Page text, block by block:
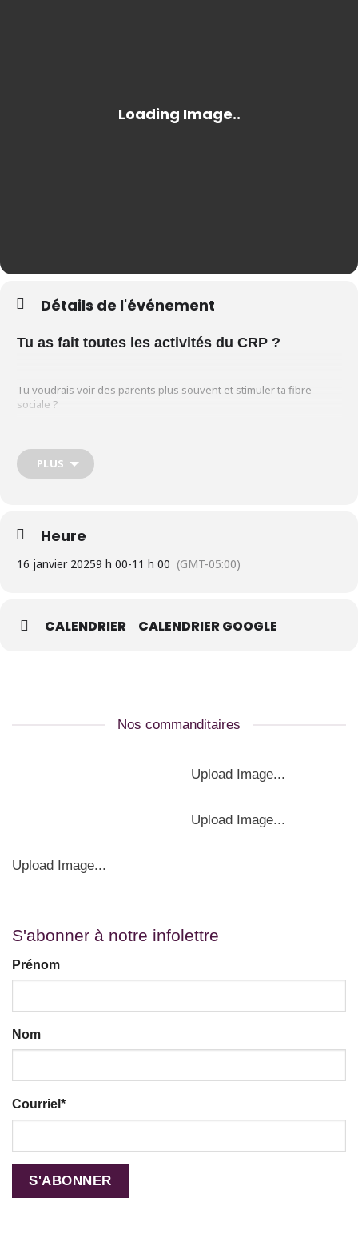
Détails de l'événement
Tu as fait toutes les activités du CRP ?
Tu voudrais voir des parents plus souvent et stimuler ta fibre
sociale ?
On sort et on va se gâter au café-Jasette organisé par Martine,
membre du CRP! Sujets illimités!
PLUS
Heure
16 janvier 20259 h 00-11 h 00 (GMT-05:00)
CALENDRIER CALENDRIER GOOGLE
Nos commanditaires
Upload Image...
Upload Image...
Upload Image...
S'abonner à notre infolettre
Prénom
Nom
Courriel *